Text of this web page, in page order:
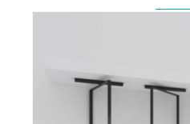
kasutamine